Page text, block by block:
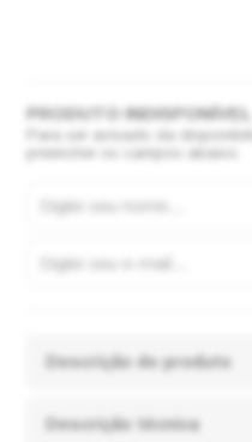
Para ser avisado da
preencher os campos abaixo.
Descrição do produto
Descrição técnica